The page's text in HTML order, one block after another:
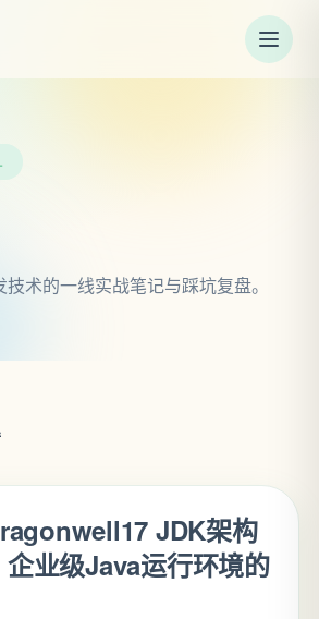
术的一线实战笔记与踩坑复盘。
JDK架构
业级Java运行环境的